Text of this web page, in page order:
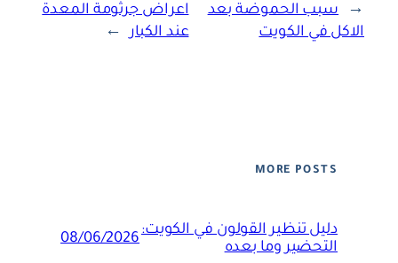
←
سبب الحموضة بعد
الاكل في الكويت
اعراض جرثومة المعدة
عند الكبار
→
MORE POSTS
دليل تنظير القولون في الكويت:
التحضير وما بعده
08/06/2026